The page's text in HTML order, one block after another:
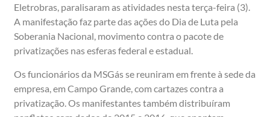
Eletrobras, paralisaram as atividades nesta terça-feira (3).
A manifestação faz parte das ações do Dia de Luta pela
Soberania Nacional, movimento contra o pacote de
privatizações nas esferas federal e estadual.
Os funcionários da MSGás se reuniram em frente à sede da
empresa, em Campo Grande, com cartazes contra a
privatização. Os manifestantes também distribuíram